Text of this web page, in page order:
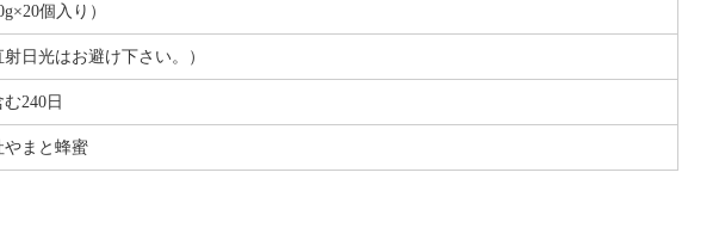
個入り）
日光はお避け下さい。）
240日
やまと蜂蜜